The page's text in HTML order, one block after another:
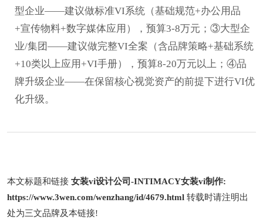
型企业——建议做标准VI系统（基础规范+办公用品
+宣传物料+数字媒体应用），预算3-8万元；③大型企
业/集团——建议做完整VI全案（含品牌策略+基础系统
+10类以上应用+VI手册），预算8-20万元以上；④品
牌升级企业——在保留核心视觉资产的前提下进行VI优
化升级。
本文标题和链接 女装vi设计公司-INTIMACY女装vi制作:
https://www.3wen.com/wenzhang/id/4679.html 转载时请注明出
处为三文品牌及本链接!